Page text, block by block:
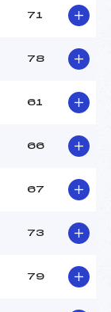
71
78
61
66
67
73
79